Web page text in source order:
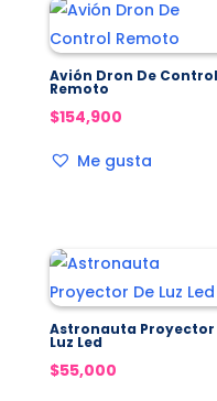
Avión Dron De Control
Remoto
$154,900
Me gusta
Astronauta Proyector
Luz Led
$55,000